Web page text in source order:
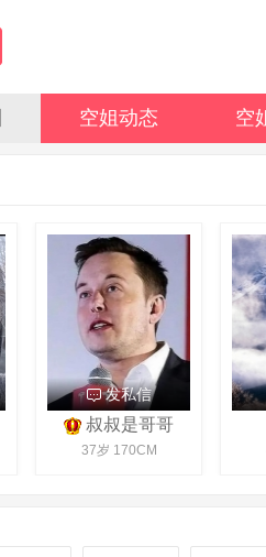
空姐动态 空
发私信
叔叔是哥哥
37岁 170CM